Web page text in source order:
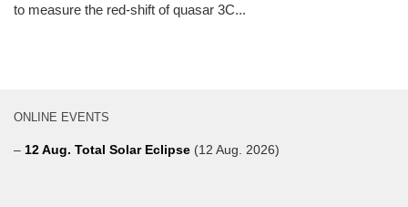
to measure the red-shift of quasar 3C...
ONLINE EVENTS
– 12 Aug. Total Solar Eclipse (12 Aug. 2026)